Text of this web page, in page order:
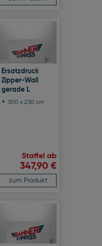
Ersatzdruck
Zipper-Wall
gerade L
300 x 230 cm
Staffel ab
347,90 €
zum Produkt